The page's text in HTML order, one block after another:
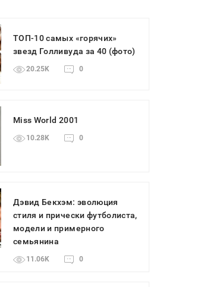
ТОП-10 самых «горячих»
звезд Голливуда за 40 (фото)
20.25K 0
Miss World 2001
10.28K 0
Дэвид Бекхэм: эволюция
стиля и прически футболиста,
модели и примерного
семьянина
11.06K 0